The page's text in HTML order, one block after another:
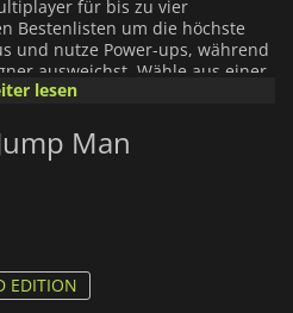
für bis zu vier
Bestenlisten um die höchste
und nutze Power-ups, während
ausweichst. Wähle aus einer
schelmischen Charakteren, um
Spielspaß. Lass dich auf
ob du das Zeug dazu
zu werden!
lesen
Man
EDITION